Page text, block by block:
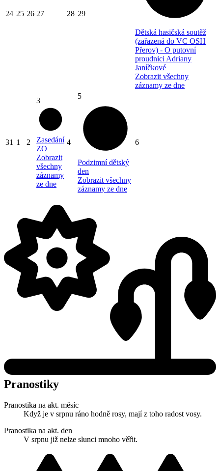
24 25 26 27 28 29
Dětská hasičská soutěž
(zařazená do VC OSH
Přerov) - O putovní
proudnici Adriany
Janíčkové
Zobrazit všechny
záznamy ze dne
31 1 2
3
Zasedání
ZO
Zobrazit
všechny
záznamy
ze dne
4
5
Podzimní dětský
den
Zobrazit všechny
záznamy ze dne
6
Pranostiky
Pranostika na akt. měsíc
Když je v srpnu ráno hodně rosy, mají z toho radost vosy.
Pranostika na akt. den
V srpnu již nelze slunci mnoho věřit.